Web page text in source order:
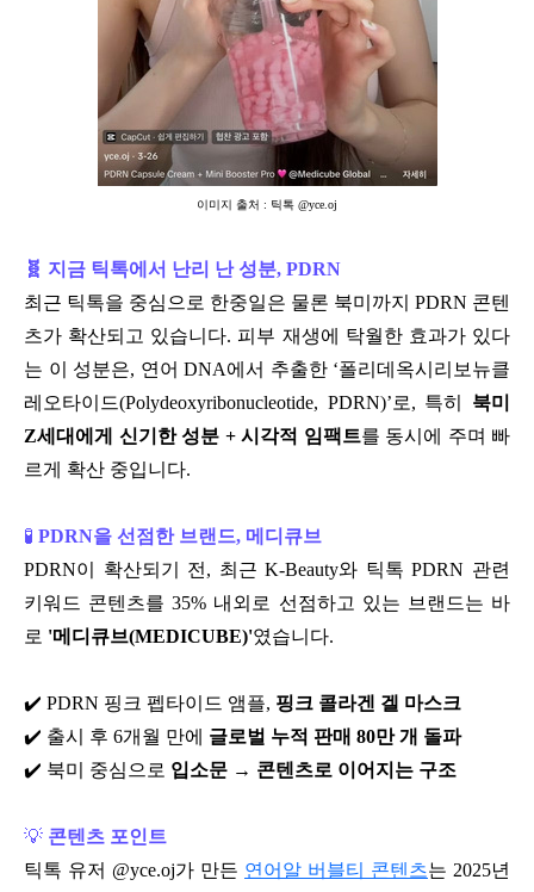
이미지 출처 : 틱톡 @yce.oj
🧬 지금 틱톡에서 난리 난 성분, PDRN
최근 틱톡을 중심으로 한중일은 물론 북미까지 PDRN 콘텐
츠가 확산되고 있습니다. 피부 재생에 탁월한 효과가 있다
는 이 성분은, 연어 DNA에서 추출한 ‘폴리데옥시리보뉴클
레오타이드(Polydeoxyribonucleotide, PDRN)’로, 특히 북미
Z세대에게 신기한 성분 + 시각적 임팩트를 동시에 주며 빠
르게 확산 중입니다.
🧪 PDRN을 선점한 브랜드, 메디큐브
PDRN이 확산되기 전, 최근 K-Beauty와 틱톡 PDRN 관련
키워드 콘텐츠를 35% 내외로 선점하고 있는 브랜드는 바
로 '메디큐브(MEDICUBE)'였습니다.
✔️ PDRN 핑크 펩타이드 앰플, 핑크 콜라겐 겔 마스크
✔️ 출시 후 6개월 만에 글로벌 누적 판매 80만 개 돌파
✔️ 북미 중심으로 입소문 → 콘텐츠로 이어지는 구조
💡 콘텐츠 포인트
틱톡 유저 @yce.oj가 만든 연어알 버블티 콘텐츠는 2025년